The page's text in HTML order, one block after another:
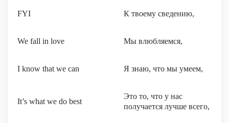
FYI К твоему сведению,
We fall in love Мы влюбляемся,
I know that we can Я знаю, что мы умеем,
It’s what we do best
Это то, что у нас
получается лучше всего,